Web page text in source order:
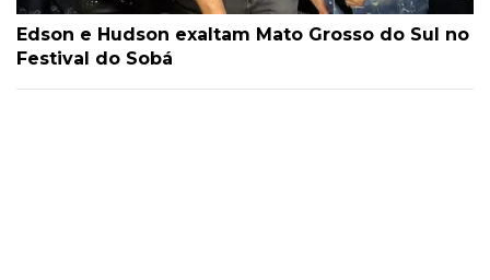
Edson e Hudson exaltam Mato Grosso do Sul no
Festival do Sobá